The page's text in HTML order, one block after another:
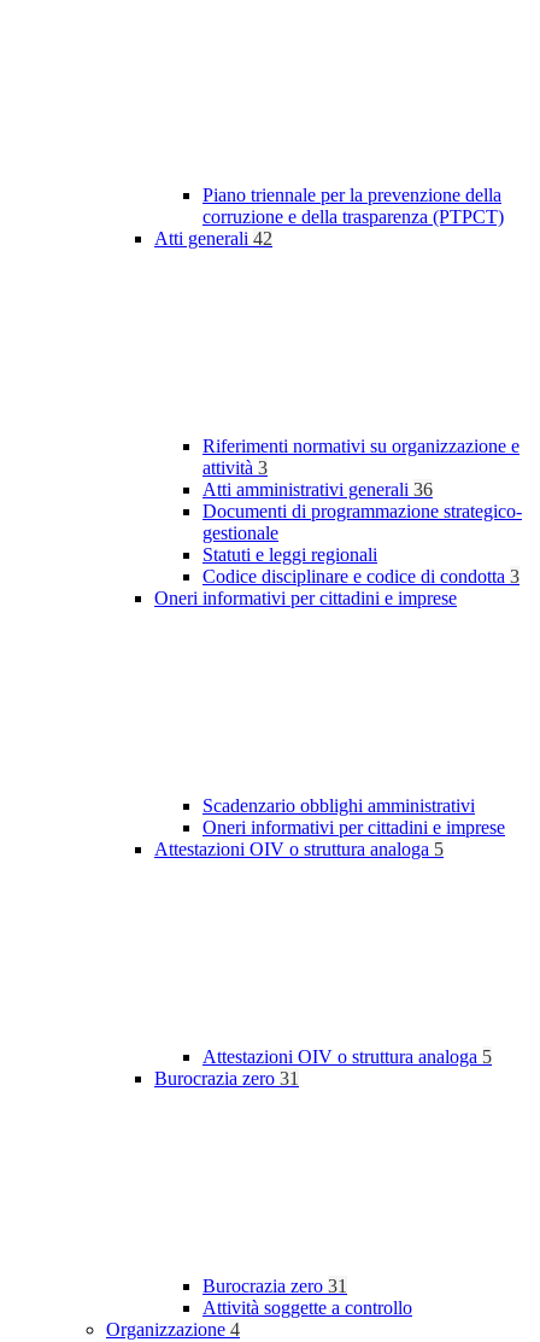
Piano triennale per la prevenzione della
corruzione e della trasparenza (PTPCT)
Atti generali 42
Riferimenti normativi su organizzazione e
attività 3
Atti amministrativi generali 36
Documenti di programmazione strategico-
gestionale
Statuti e leggi regionali
Codice disciplinare e codice di condotta 3
Oneri informativi per cittadini e imprese
Scadenzario obblighi amministrativi
Oneri informativi per cittadini e imprese
Attestazioni OIV o struttura analoga 5
Attestazioni OIV o struttura analoga 5
Burocrazia zero 31
Burocrazia zero 31
Attività soggette a controllo
Organizzazione 4